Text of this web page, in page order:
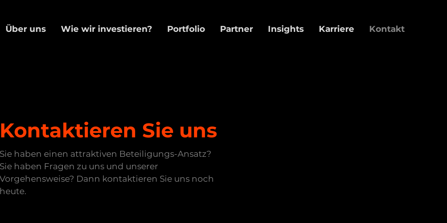
Über uns Wie wir investieren? Portfolio Partner Insights Karriere Kontakt
Kontaktieren Sie uns
Sie haben einen attraktiven Beteiligungs-Ansatz?
Sie haben Fragen zu uns und unserer
Vorgehensweise? Dann kontaktieren Sie uns noch
heute.